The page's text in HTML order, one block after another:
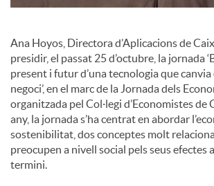
t
i
n
Ana Hoyos, Directora d’Aplicacions de
presidir, el passat 25 d’octubre, la jornada
present i futur d’una tecnologia que canvia
negoci’, en el marc de la Jornada dels
organitzada pel Col·legi d’Economistes de
any, la jornada s’ha centrat en abordar
sostenibilitat, dos conceptes molt
preocupen a nivell social pels seus efectes
termini.